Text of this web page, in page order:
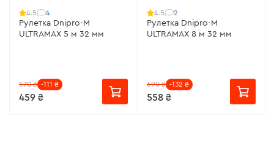
4.5 4
Рулетка Dnipro-M
ULTRAMAX 5 м 32 мм
570 ₴ -111 ₴
459 ₴
4.5 2
Рулетка Dnipro-M
ULTRAMAX 8 м 32 мм
690 ₴ -132 ₴
558 ₴